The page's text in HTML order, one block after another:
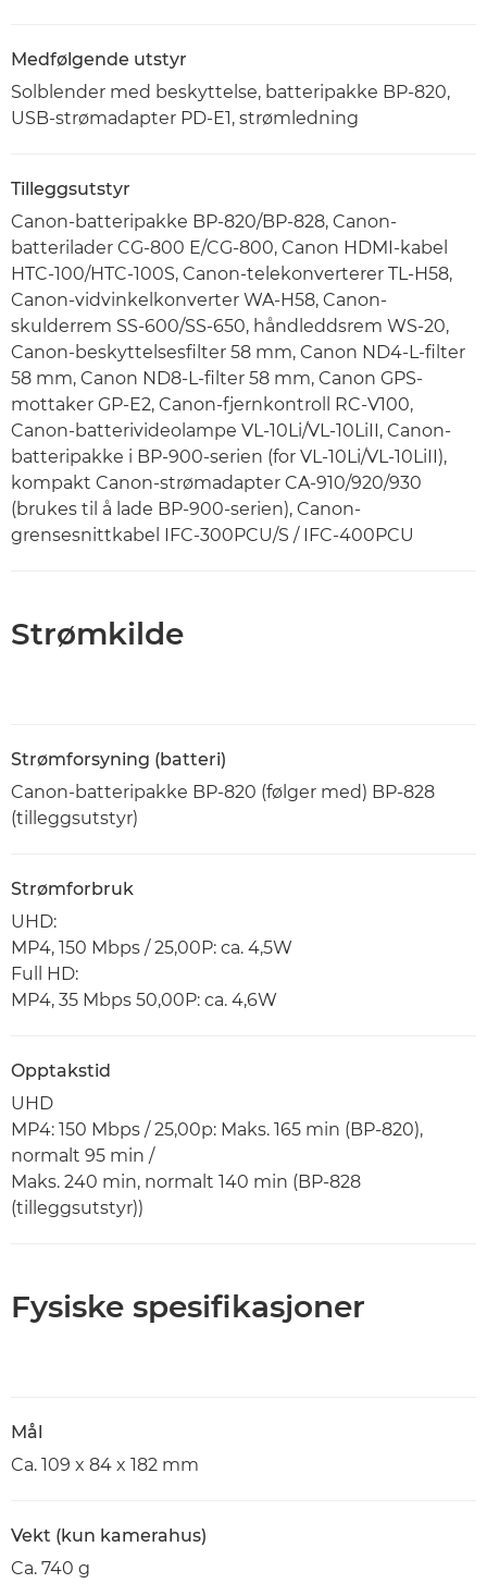
Medfølgende utstyr
Solblender med beskyttelse, batteripakke BP-820,
USB-strømadapter PD-E1, strømledning
Tilleggsutstyr
Canon-batteripakke BP-820/BP-828, Canon-
batterilader CG-800 E/CG-800, Canon HDMI-kabel
HTC-100/HTC-100S, Canon-telekonverterer TL-H58,
Canon-vidvinkelkonverter WA-H58, Canon-
skulderrem SS-600/SS-650, håndleddsrem WS-20,
Canon-beskyttelsesfilter 58 mm, Canon ND4-L-filter
58 mm, Canon ND8-L-filter 58 mm, Canon GPS-
mottaker GP-E2, Canon-fjernkontroll RC-V100,
Canon-batterivideolampe VL-10Li/VL-10LiII, Canon-
batteripakke i BP-900-serien (for VL-10Li/VL-10LiII),
kompakt Canon-strømadapter CA-910/920/930
(brukes til å lade BP-900-serien), Canon-
grensesnittkabel IFC-300PCU/S / IFC-400PCU
Strømkilde
Strømforsyning (batteri)
Canon-batteripakke BP-820 (følger med) BP-828
(tilleggsutstyr)
Strømforbruk
UHD:
MP4, 150 Mbps / 25,00P: ca. 4,5W
Full HD:
MP4, 35 Mbps 50,00P: ca. 4,6W
Opptakstid
UHD
MP4: 150 Mbps / 25,00p: Maks. 165 min (BP-820),
normalt 95 min /
Maks. 240 min, normalt 140 min (BP-828
(tilleggsutstyr))
Fysiske spesifikasjoner
Mål
Ca. 109 x 84 x 182 mm
Vekt (kun kamerahus)
Ca. 740 g